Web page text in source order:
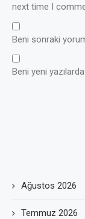
next time I
Beni sonraki
Beni yeni
Ağustos 2026
Temmuz 2026